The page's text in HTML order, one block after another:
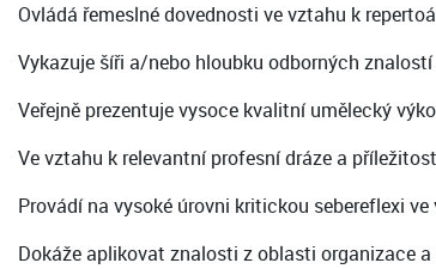
Ovládá řemeslné dovednosti ve vztahu k
Vykazuje šíři a/nebo hloubku odborných
Veřejně prezentuje vysoce kvalitní umělecký
Ve vztahu k relevantní profesní dráze a
Provádí na vysoké úrovni kritickou sebereflexi
Dokáže aplikovat znalosti z oblasti organizace